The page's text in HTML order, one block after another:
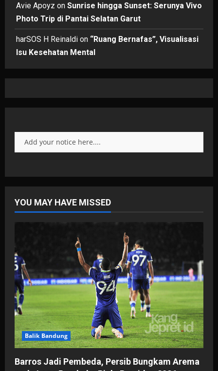
Avie Apoyz on Sunrise hingga Sunset: Serunya Vivo
Photo Trip di Pantai Selatan Garut
harSOS H Reinaldi on “Ruang Bernafas”, Visualisasi
Isu Kesehatan Mental
Add your notice here....
YOU MAY HAVE MISSED
Balik Bandung
Barros Jadi Pembeda, Persib Bungkam Arema